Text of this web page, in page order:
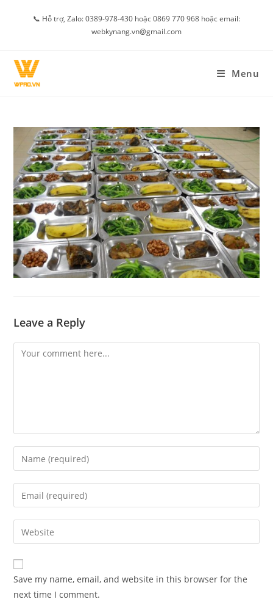
📞 Hỗ trợ, Zalo: 0389-978-430 hoặc 0869 770 968 hoặc email:
webkynang.vn@gmail.com
Menu
Leave a Reply
Comment
Enter
your
name
comment
Enter
your
email
address
comment
Enter
your
website
URL
(optional)
Save my name, email, and website in this browser for the
next time I comment.